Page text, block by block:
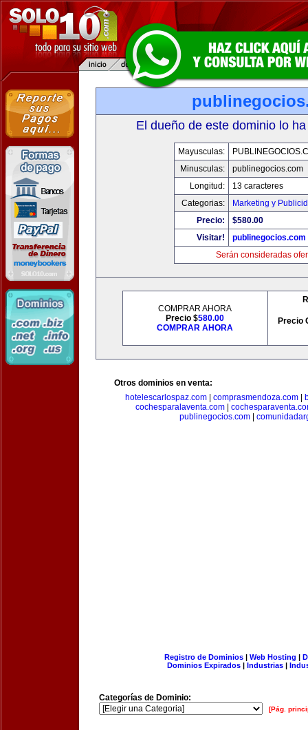
El dueño de este dominio lo
Mayusculas:
Minusculas:
publinegocios.com
Longitud:
13 caracteres
Categorias:
Marketing y
Precio:
$580.00
Visitar!
publinegocios.com
Serán consideradas
COMPRAR AHORA
Precio $580.00
COMPRAR AHORA
Precio
Otros dominios en venta:
hotelescarlospaz.com| comprasmendoza.com|
cochesparalaventa.com
publinegocios.com|
Registro de Dominios| Web Hosting |
Dominios Expirados | Industrias |
Categorías de Dominio:
[Pág.